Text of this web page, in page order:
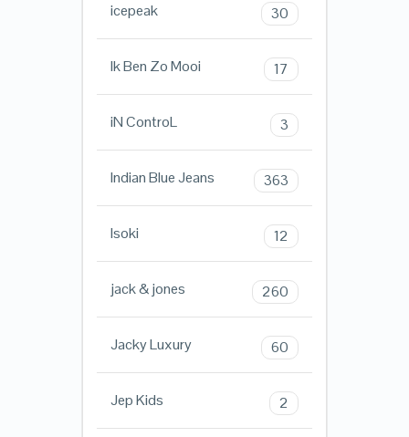
icepeak 30
Ik Ben Zo Mooi 17
iN ControL 3
Indian Blue Jeans 363
Isoki 12
jack & jones 260
Jacky Luxury 60
Jep Kids 2